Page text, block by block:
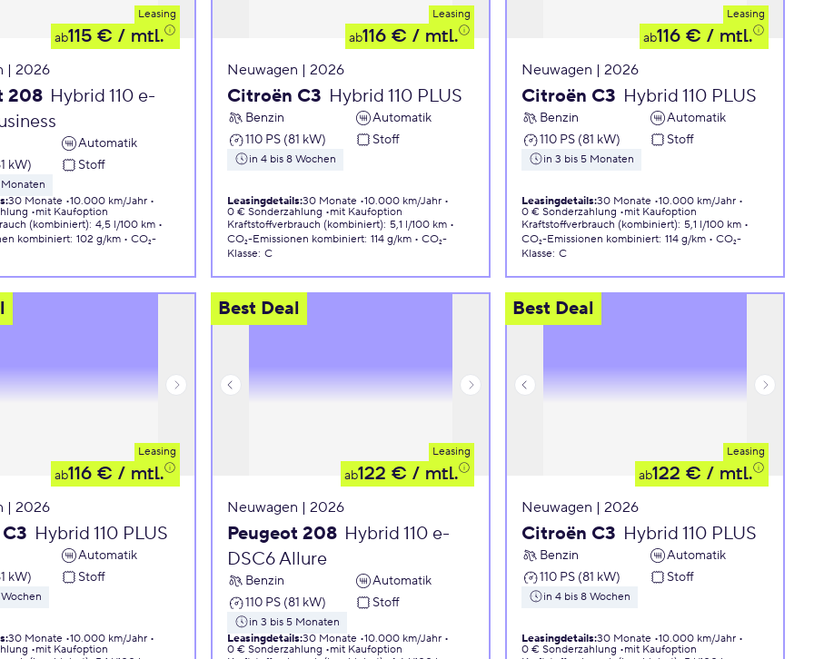
Leasing
ab115 € / mtl.
| 2026
208 Hybrid 110 e-
Automatik
kW)
Stoff
:30 Monate 10.000 km/Jahr
mit Kaufoption
(kombiniert): 4,5 l/100 km
kombiniert: 102 g/km
CO₂-
Leasing
ab116 € / mtl.
Neuwagen | 2026
Citroën C3 Hybrid 110 PLUS
Benzin
Automatik
110 PS (81 kW)
Stoff
in 4 bis 8 Wochen
Leasingdetails:30 Monate 10.000 km/Jahr
0 € Sonderzahlung
mit Kaufoption
Kraftstoffverbrauch (kombiniert): 5,1 l/100 km
CO₂-Emissionen kombiniert: 114 g/km
CO₂-
Klasse: C
Leasing
ab116 € / mtl.
Neuwagen | 2026
Citroën C3 Hybrid 110 PLUS
Benzin
Automatik
110 PS (81 kW)
Stoff
in 3 bis 5 Monaten
Leasingdetails:30 Monate 10.000 km/Jahr
0 € Sonderzahlung
mit Kaufoption
Kraftstoffverbrauch (kombiniert): 5,1 l/100 km
CO₂-Emissionen kombiniert: 114 g/km
CO₂-
Klasse: C
Leasing
ab116 € / mtl.
| 2026
Hybrid 110 PLUS
Automatik
kW)
Stoff
:30 Monate 10.000 km/Jahr
mit Kaufoption
Best Deal
Leasing
ab122 € / mtl.
Neuwagen | 2026
Peugeot 208 Hybrid 110 e-
DSC6 Allure
Benzin
Automatik
110 PS (81 kW)
Stoff
in 3 bis 5 Monaten
Leasingdetails:30 Monate 10.000 km/Jahr
0 € Sonderzahlung
mit Kaufoption
Best Deal
Leasing
ab122 € / mtl.
Neuwagen | 2026
Citroën C3 Hybrid 110 PLUS
Benzin
Automatik
110 PS (81 kW)
Stoff
in 4 bis 8 Wochen
Leasingdetails:30 Monate 10.000 km/Jahr
0 € Sonderzahlung
mit Kaufoption